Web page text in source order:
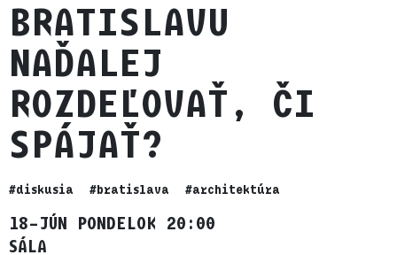
BRATISLAVU
NAĎALEJ
ROZDEĽOVAŤ, ČI
SPÁJAŤ?
#diskusia #bratislava #architektúra
18–JÚN PONDELOK 20:00
SÁLA